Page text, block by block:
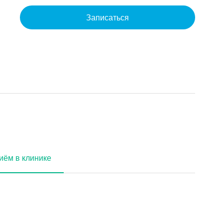
Записаться
в клинике